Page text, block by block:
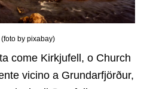
by pixabay)
come Kirkjufell, o Church
vicino a Grundarfjörður,